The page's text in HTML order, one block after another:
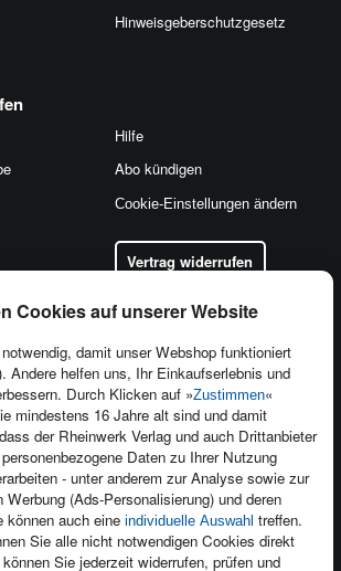
Cookies auf unserer Website
damit unser Webshop funktioniert
Andere helfen uns, Ihr Einkaufserlebnis und
Durch Klicken auf »Zustimmen«
mindestens 16 Jahre alt sind und damit
der Rheinwerk Verlag und auch Drittanbieter
Daten zu Ihrer Nutzung
- unter anderem zur Analyse sowie zur
Werbung (Ads-Personalisierung) und deren
können auch eine individuelle Auswahl treffen.
Sie alle nicht notwendigen Cookies direkt
Sie jederzeit widerrufen, prüfen und
Hinweis­geber­schutz­gesetz
Produktfeedback
Foreign Rights
Ein Buch schreiben
Hilfe
Abo kündigen
Cookie-Einstellungen ändern
Vertrag widerrufen